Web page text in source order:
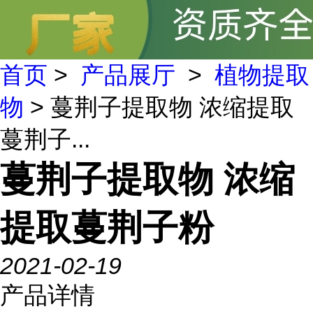
首页 > 产品展厅 > 植物提取
物 > 蔓荆子提取物 浓缩提取
蔓荆子...
蔓荆子提取物 浓缩
提取蔓荆子粉
2021-02-19
产品详情